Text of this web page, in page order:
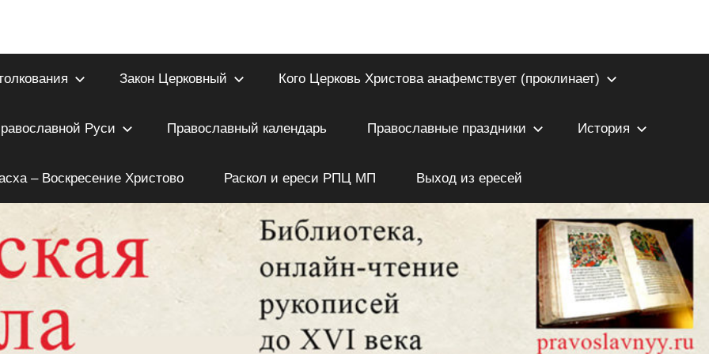
Закон Церковный Кого Церковь Христова анафемствует (проклинает)
Руси Православный календарь Православные праздники История
– Воскресение Христово Раскол и ереси РПЦ МП Выход из ересей